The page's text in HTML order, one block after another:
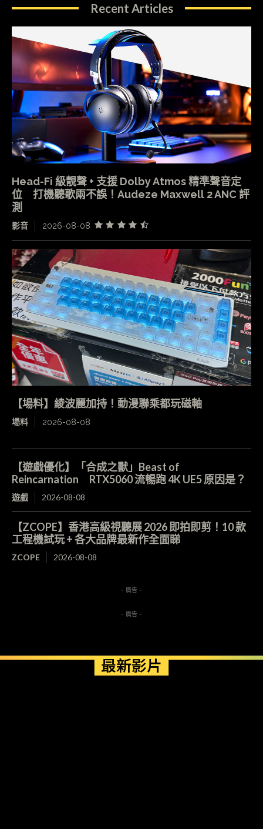
Recent Articles
Head-Fi 級靚聲 + 支援 Dolby Atmos 精準聲音定
位 打機聽歌兩不誤！Audeze Maxwell 2 ANC 評
測
影音 2026-08-08
【場料】綾波麗加持！動漫聯乘都玩磁軸
場料 2026-08-08
【遊戲優化】「合成之獸」Beast of
Reincarnation RTX5060 流暢跑 4K UE5 原因是？
遊戲 2026-08-08
【ZCOPE】香港高級視聽展 2026 即拍即剪！10 款
工程機試玩 + 各大品牌最新作全面睇
ZCOPE 2026-08-08
- 廣告 -
- 廣告 -
最新影片